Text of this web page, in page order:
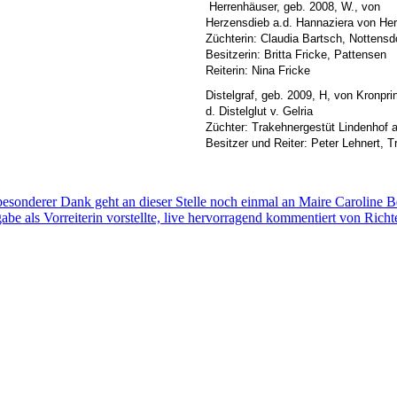
Herrenhäuser, geb. 2008, W., von
Herzensdieb a.d. Hannaziera von
Züchterin: Claudia Bartsch,
Besitzerin: Britta Fricke, Pattensen
Reiterin: Nina Fricke
Distelgraf, geb. 2009, H, von
d. Distelglut v. Gelria
Züchter: Trakehnergestüt Lindenhof
Besitzer und Reiter: Peter Lehnert,
Dank geht an dieser Stelle noch einmal an Maire Caroline
als Vorreiterin vorstellte, live hervorragend kommentiert von